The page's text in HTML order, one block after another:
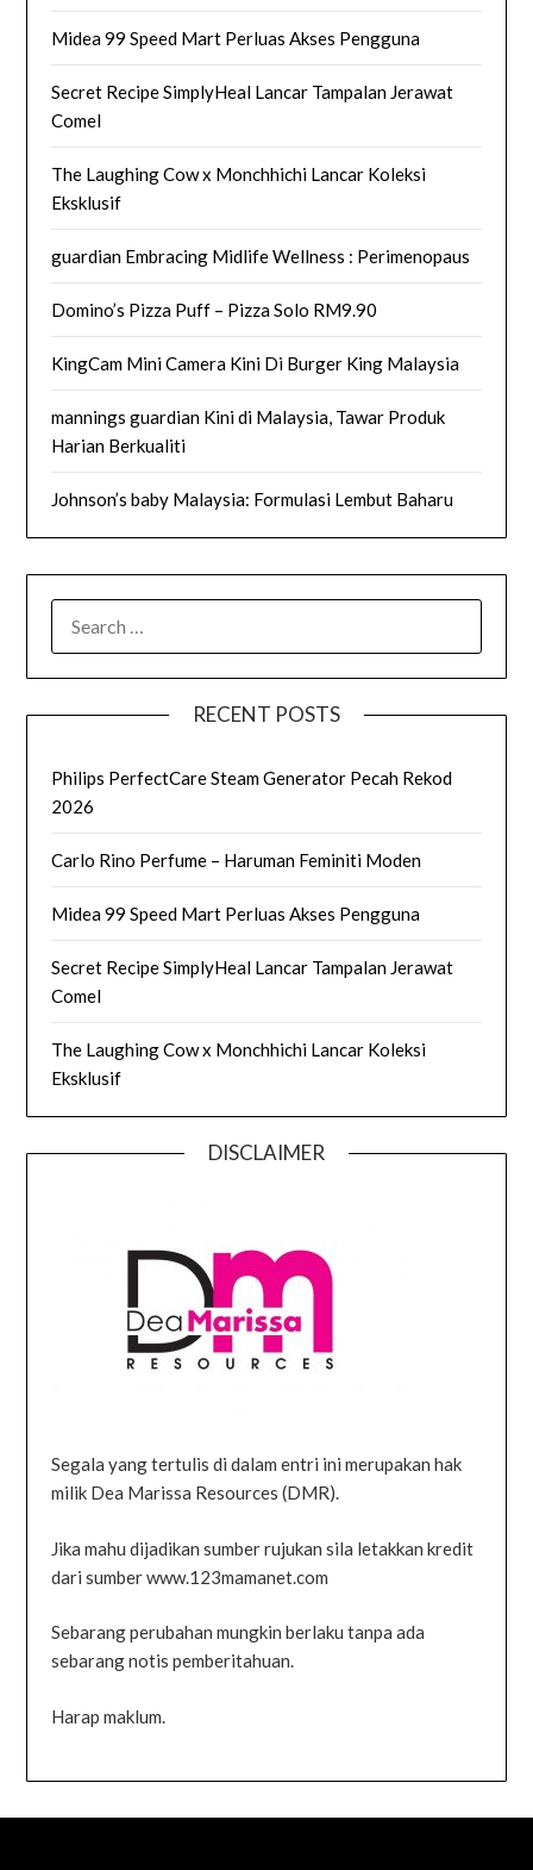
Midea 99 Speed Mart Perluas Akses Pengguna
Secret Recipe SimplyHeal Lancar Tampalan Jerawat
Comel
The Laughing Cow x Monchhichi Lancar Koleksi
Eksklusif
guardian Embracing Midlife Wellness : Perimenopaus
Domino’s Pizza Puff – Pizza Solo RM9.90
KingCam Mini Camera Kini Di Burger King Malaysia
mannings guardian Kini di Malaysia, Tawar Produk
Harian Berkualiti
Johnson’s baby Malaysia: Formulasi Lembut Baharu
FOR:
RECENT POSTS
Philips PerfectCare Steam Generator Pecah Rekod
2026
Carlo Rino Perfume – Haruman Feminiti Moden
Midea 99 Speed Mart Perluas Akses Pengguna
Secret Recipe SimplyHeal Lancar Tampalan Jerawat
Comel
The Laughing Cow x Monchhichi Lancar Koleksi
Eksklusif
DISCLAIMER
Segala yang tertulis di dalam entri ini merupakan hak
milik Dea Marissa Resources (DMR).
Jika mahu dijadikan sumber rujukan sila letakkan kredit
dari sumber www.123mamanet.com
Sebarang perubahan mungkin berlaku tanpa ada
sebarang notis pemberitahuan.
Harap maklum.